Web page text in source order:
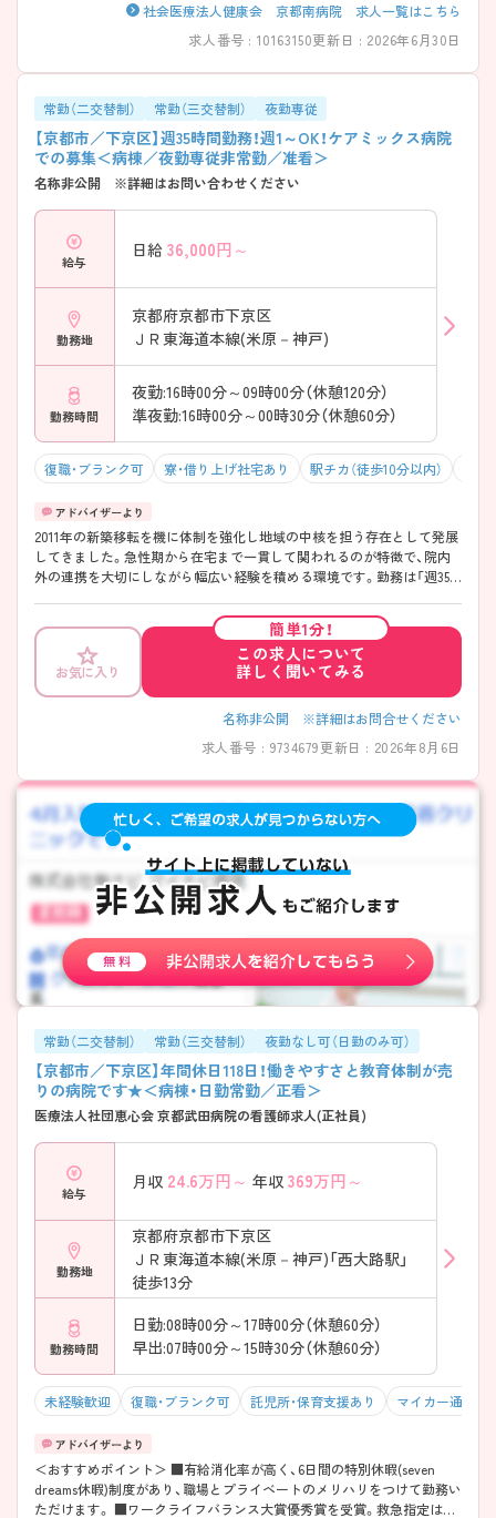
取得率も高く計画的にお休み可能 → プライベートとの両立を大切にで
――――――――――――――― 一人ひとりに寄り添った教育環境で
す。 ・既卒者にもプリセプターを配置 ・教育専任の担当者が在籍 ・クリニ
――――――――――――――― ■ 幅広い医療を経験できる♪
――――――――――――――― 多様なフィールドでスキルアップが
可能です。 ・急性期～在宅まで一貫して関われる ・外来・入院・在宅の機
能を併せ持つ ・地域連携に深く関わる環境 → 幅広い視点を持った看護
師を目指せます ――――――――――――――― ■ 専門性も着実に深
められる ――――――――――――――― スキルアップの機会もしっ
会参加など外部研修も充実 → 実践＋学びの両立が叶います
社会医療法人健康会 京都南病院 求人一覧はこちら
求人番号 : 10163150更新日 : 2026年6月30日
常勤（二交替制） 常勤（三交替制） 夜勤専従
【京都市／下京区】週35時間勤務！週1～OK！ケアミックス病院
での募集＜病棟／夜勤専従非常勤／准看＞
名称非公開 ※詳細はお問い合わせください
給与
日給 36,000円～
勤務地
京都府京都市下京区
ＪＲ東海道本線(米原－神戸)
勤務時間
夜勤:16時00分～09時00分（休憩120分）
準夜勤:16時00分～00時30分（休憩60分）
復職・ブランク可 寮・借り上げ社宅あり 駅チカ（徒歩10分以内）
2011年の新築移転を機に体制を強化し地域の中核を担う存在として発展
してきました。急性期から在宅まで一貫して関われるのが特徴で、院内
外の連携を大切にしながら幅広い経験を積める環境です。勤務は「週35
も整っており、プリセプター制度や段階的な育成で経験に不安がある方
も安心してスタートしやすい職場です。
――――――――――――――― ■ 早め終業で毎日ゆとり♪
――――――――――――――― 無理なく続けやすい勤務環境が魅力
です。 ・「週35時間勤務」で体力的にも安心 ・終業は16時30分と早め ・有給
取得率も高く計画的にお休み可能 → プライベートとの両立を大切にで
――――――――――――――― 一人ひとりに寄り添った教育環境で
す。 ・既卒者にもプリセプターを配置 ・教育専任の担当者が在籍 ・クリニ
――――――――――――――― ■ 幅広い医療を経験できる♪
――――――――――――――― 多様なフィールドでスキルアップが
可能です。 ・急性期～在宅まで一貫して関われる ・外来・入院・在宅の機
能を併せ持つ ・地域連携に深く関わる環境 → 幅広い視点を持った看護
師を目指せます ――――――――――――――― ■ 専門性も着実に深
められる ――――――――――――――― スキルアップの機会もしっ
かり整っています。 ・褥瘡ケアなどの勉強会あり ・認定看護師が在籍 ・学
会参加など外部研修も充実 → 実践＋学びの両立が叶います
お気に入り
簡単1分！
この求人について
詳しく聞いてみる
名称非公開 ※詳細はお問合せください
求人番号 : 9734679更新日 : 2026年8月6日
常勤（二交替制） 常勤（三交替制） 夜勤なし可（日勤のみ可）
【京都市／下京区】年間休日118日！働きやすさと教育体制が売
りの病院です★＜病棟・日勤常勤／正看＞
医療法人社団恵心会 京都武田病院の看護師求人(正社員)
給与
月収 24.6万円～ 年収 369万円～
勤務地
京都府京都市下京区
ＪＲ東海道本線(米原－神戸)「西大路駅」
徒歩13分
勤務時間
日勤:08時00分～17時00分（休憩60分）
早出:07時00分～15時30分（休憩60分）
未経験歓迎 復職・ブランク可 託児所・保育支援あり マイカー通勤可
＜おすすめポイント＞ ■有給消化率が高く、6日間の特別休暇(seven
dreams休暇)制度があり、職場とプライベートのメリハリをつけて勤務い
ただけます。 ■ワークライフバランス大賞優秀賞を受賞。救急指定はあ